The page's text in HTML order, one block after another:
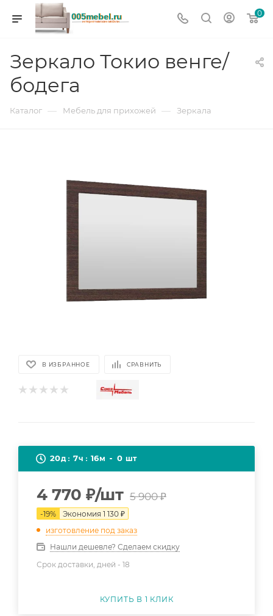
0
Зеркало Токио венге/
бодега
Каталог — Мебель для прихожей — Зеркала
В ИЗБРАННОЕ СРАВНИТЬ
20д 7ч 16м 0 шт
4 770 ₽/шт 5 900₽
-19% Экономия 1 130 ₽
изготовление под заказ
Нашли дешевле? Сделаем скидку
Срок доставки, дней - 18
КУПИТЬ В 1 КЛИК